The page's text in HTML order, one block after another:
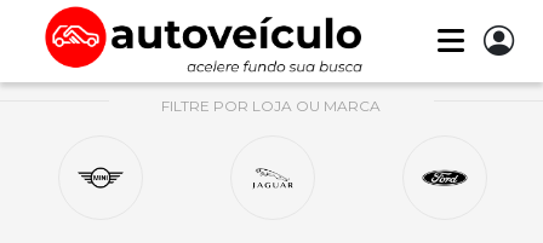
FILTRE POR LOJA OU MARCA